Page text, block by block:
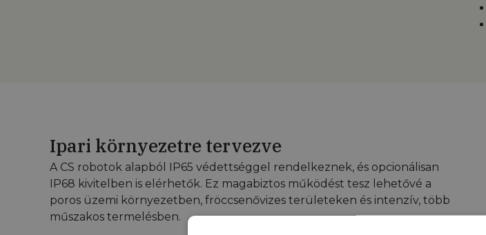
Ipari környezetre tervezve
A CS robotok alapból IP65 védettséggel rendelkeznek, és opcionálisan
IP68 kivitelben is elérhetők. Ez magabiztos működést tesz lehetővé a
poros üzemi környezetben, fröccsenővizes területeken és intenzív, több
műszakos termelésben.